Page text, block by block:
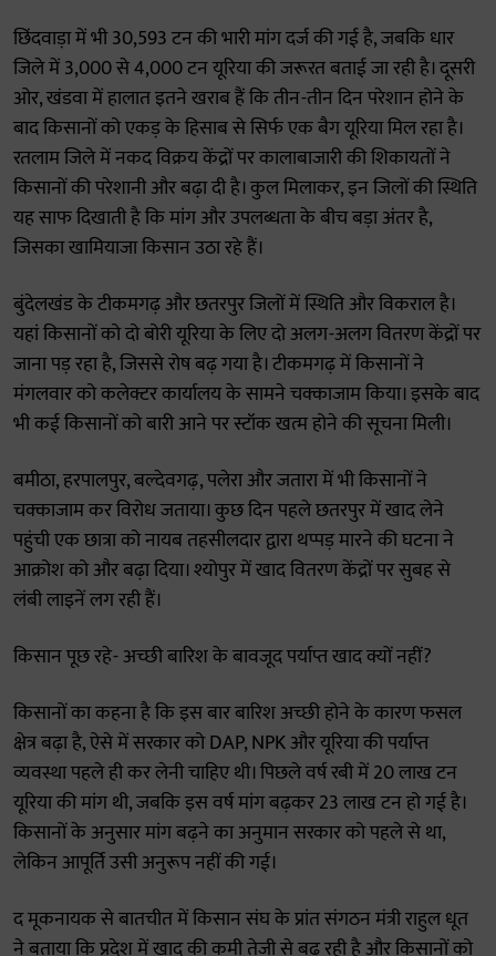
छिंदवाड़ा में भी 30,593 टन की भारी मांग दर्ज की गई है, जबकि धार
जिले में 3,000 से 4,000 टन यूरिया की जरूरत बताई जा रही है। दूसरी
ओर, खंडवा में हालात इतने खराब हैं कि तीन-तीन दिन परेशान होने के
बाद किसानों को एकड़ के हिसाब से सिर्फ एक बैग यूरिया मिल रहा है।
रतलाम जिले में नकद विक्रय केंद्रों पर कालाबाजारी की शिकायतों ने
किसानों की परेशानी और बढ़ा दी है। कुल मिलाकर, इन जिलों की स्थिति
यह साफ दिखाती है कि मांग और उपलब्धता के बीच बड़ा अंतर है,
जिसका खामियाजा किसान उठा रहे हैं।
बुंदेलखंड के टीकमगढ़ और छतरपुर जिलों में स्थिति और विकराल है।
यहां किसानों को दो बोरी यूरिया के लिए दो अलग-अलग वितरण केंद्रों पर
जाना पड़ रहा है, जिससे रोष बढ़ गया है। टीकमगढ़ में किसानों ने
मंगलवार को कलेक्टर कार्यालय के सामने चक्काजाम किया। इसके बाद
भी कई किसानों को बारी आने पर स्टॉक खत्म होने की सूचना मिली।
बमीठा, हरपालपुर, बल्देवगढ़, पलेरा और जतारा में भी किसानों ने
चक्काजाम कर विरोध जताया। कुछ दिन पहले छतरपुर में खाद लेने
पहुंची एक छात्रा को नायब तहसीलदार द्वारा थप्पड़ मारने की घटना ने
आक्रोश को और बढ़ा दिया। श्योपुर में खाद वितरण केंद्रों पर सुबह से
लंबी लाइनें लग रही हैं।
किसान पूछ रहे- अच्छी बारिश के बावजूद पर्याप्त खाद क्यों नहीं?
किसानों का कहना है कि इस बार बारिश अच्छी होने के कारण फसल
क्षेत्र बढ़ा है, ऐसे में सरकार को DAP, NPK और यूरिया की पर्याप्त
व्यवस्था पहले ही कर लेनी चाहिए थी। पिछले वर्ष रबी में 20 लाख टन
यूरिया की मांग थी, जबकि इस वर्ष मांग बढ़कर 23 लाख टन हो गई है।
किसानों के अनुसार मांग बढ़ने का अनुमान सरकार को पहले से था,
लेकिन आपूर्ति उसी अनुरूप नहीं की गई।
द मूकनायक से बातचीत में किसान संघ के प्रांत संगठन मंत्री राहुल धूत
ने बताया कि प्रदेश में खाद की कमी तेजी से बढ़ रही है और किसानों को